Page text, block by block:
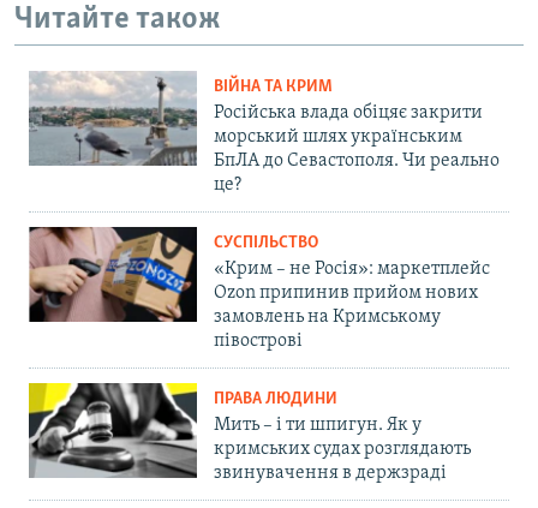
Читайте також
ВІЙНА ТА КРИМ
Російська влада обіцяє закрити
морський шлях українським
БпЛА до Севастополя. Чи реально
це?
СУСПІЛЬСТВО
«Крим – не Росія»: маркетплейс
Ozon припинив прийом нових
замовлень на Кримському
півострові
ПРАВА ЛЮДИНИ
Мить – і ти шпигун. Як у
кримських судах розглядають
звинувачення в держзраді